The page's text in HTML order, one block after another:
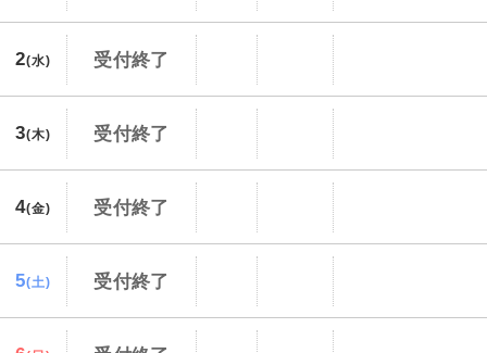
2(水) 受付終了
3(木) 受付終了
4(金) 受付終了
5(土) 受付終了
2027/2/25〜2027/3/1 大人（12歳以上）
4,500円、子供（2歳以上12歳未満）4,500円
2027/3/2〜2027/3/17 大人（12歳以上）
3,500円、子供（2歳以上12歳未満）3,500円
2027/3/18〜2027/3/27 大人（12歳以上）
4,500円、子供（2歳以上12歳未満）4,500円
国際観光旅客税
2026/8/9〜2026/8/15 大人（12歳以上）
3,000円、子供（2歳以上12歳未満）3,000円
2026/8/16〜2026/9/15 大人（12歳以上）
3,000円、子供（2歳以上12歳未満）3,000円